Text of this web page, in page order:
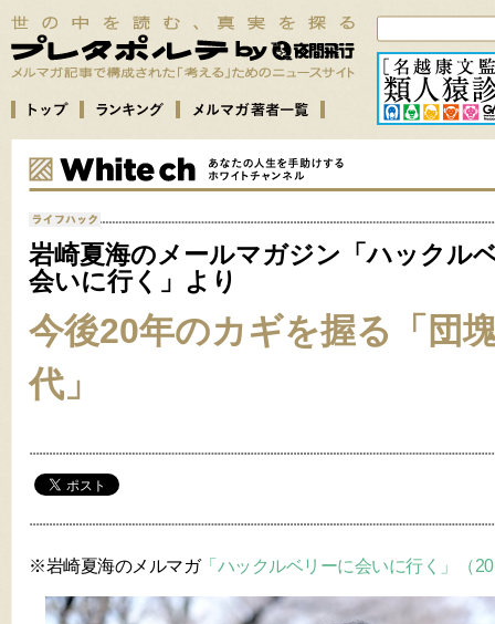
岩崎夏海のメールマガジン「ハックル
会いに行く」より
今後20年のカギを握る「団
代」
※岩崎夏海のメルマガ「ハックルベリーに会いに行く」（